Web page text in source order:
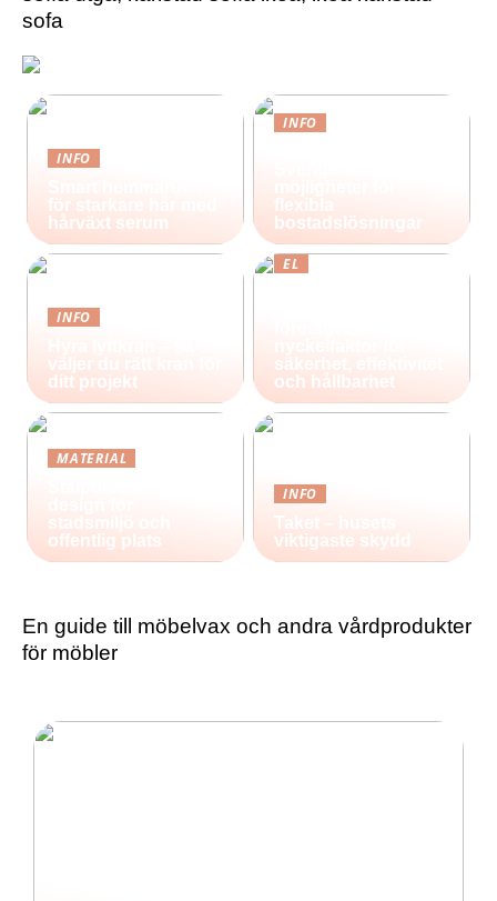
sofa
INFO
för starkare hår med
hårväxt serum
INFO
flexibla
bostadslösningar
INFO
väljer du rätt kran för
ditt projekt
EL
säkerhet, effektivitet
och hållbarhet
MATERIAL
stadsmiljö och
offentlig plats
INFO
Taket – husets
viktigaste skydd
En guide till möbelvax och andra vårdprodukter
för möbler